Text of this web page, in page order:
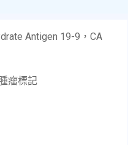
Antigen 19-9，CA
瘤標記​